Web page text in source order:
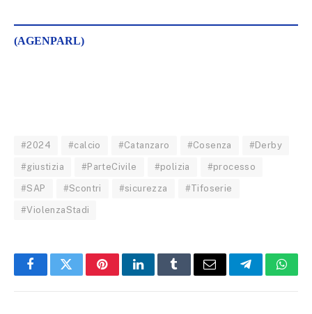
(AGENPARL)
#2024 #calcio #Catanzaro #Cosenza #Derby
#giustizia #ParteCivile #polizia #processo
#SAP #Scontri #sicurezza #Tifoserie
#ViolenzaStadi
FacebookTwitterPinterestLinkedInTumblrEmail Telegram